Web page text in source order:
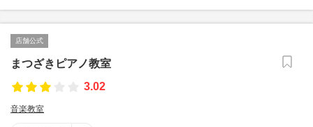
店舗公式
まつざきピアノ教室
3.02
音楽教室